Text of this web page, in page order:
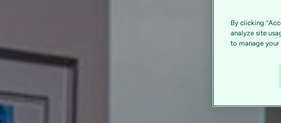
By clicking
analyze site
to manage